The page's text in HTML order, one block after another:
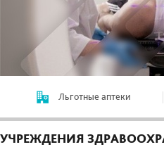
Льготные аптеки
УЧРЕЖДЕНИЯ